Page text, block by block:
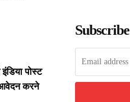
पोस्ट
आवेदन करने
Subscribe